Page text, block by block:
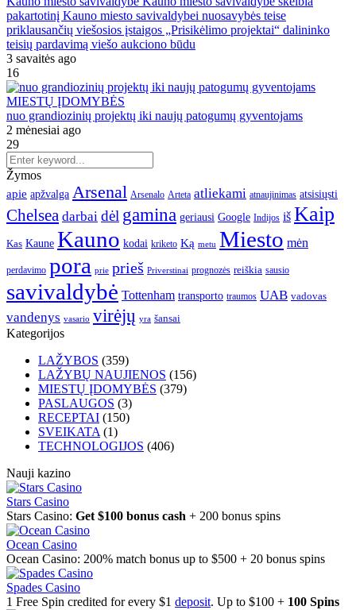
pakartotinį Kauno miesto savivaldybei nuosavybės teise
priklausančių viešosios įstaigos „Prisikėlimo projektai“ dalininko
teisių pardavimą viešo aukciono būdu
3 savaitės ago
16
MIESTŲ ĮDOMYBĖS
nuo grandiozinių projektų iki naujų patogumų gyventojams
2 mėnesiai ago
29
Žymos
apie apžvalga Arsenal Arsenalo Arteta atliekami atnaujinimas atsisiųsti
Chelsea darbai dėl gamina geriausi Google Indijos iš Kaip
Kas Kaune Kauno kodai kriketo Ką metu Miesto mėn
perdavimo pora prie prieš Priverstinai prognozės reiškia sausio
savivaldybė Tottenham transporto traumos UAB vadovas
vandenys vasario virėjų yra šansai
Kategorijos
LAŽYBOS (359)
LAŽYBŲ NAUJIENOS (156)
MIESTŲ ĮDOMYBĖS (379)
PASLAUGOS (3)
RECEPTAI (150)
SVEIKATA (1)
TECHNOLOGIJOS (406)
Nauji kazino
Stars Casino
Stars Casino: Get $100 bonus cash + 200 bonus spins
Ocean Casino
Ocean Casino: 200% match bonus up to $500 + 20 bonus spins
Spades Casino
1 Free Spin credited for every $1 deposit. Up to $100 + 100 Spins